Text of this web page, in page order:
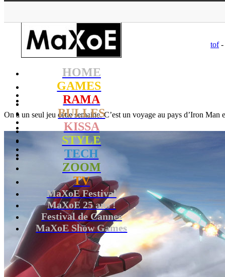
HOME
GAMES
RAMA
BULLES
KISSA
STYLE
TECH
ZOOM
TV
MaXoE Festival
MaXoE 25 ans !
Festival de Cannes
MaXoE Show Games
tof-
On a un seul jeu cette semaine. C’est un voyage au pays d’Iron